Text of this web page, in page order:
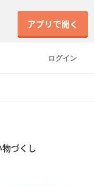
ログイン
アプリで開く
物づくし